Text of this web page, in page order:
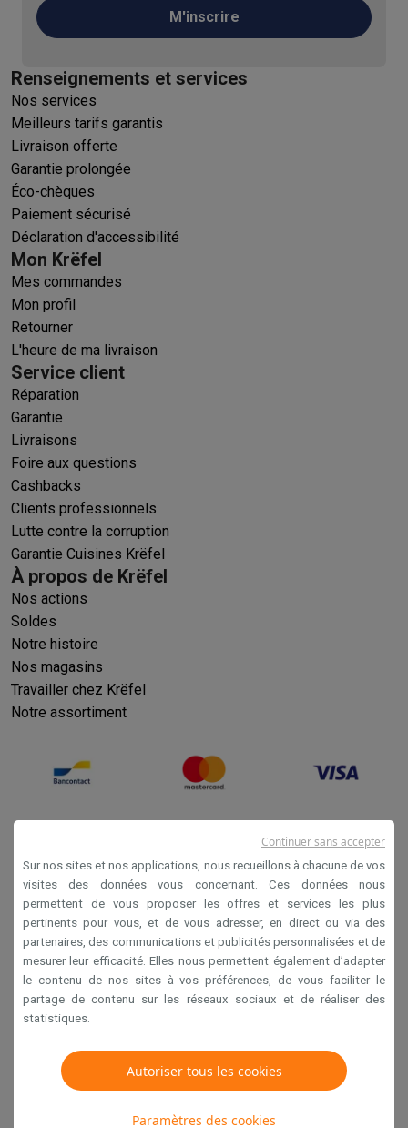
M'inscrire
Renseignements et services
Nos services
Meilleurs tarifs garantis
Livraison offerte
Garantie prolongée
Éco-chèques
Paiement sécurisé
Déclaration d'accessibilité
Mon Krëfel
Mes commandes
Mon profil
Retourner
L'heure de ma livraison
Service client
Réparation
Garantie
Livraisons
Foire aux questions
Cashbacks
Clients professionnels
Lutte contre la corruption
Garantie Cuisines Krëfel
À propos de Krëfel
Nos actions
Soldes
Notre histoire
Nos magasins
Travailler chez Krëfel
Notre assortiment
Conditions générales de vente
Privacy
Disclaimer
Cookies
Krëfel NV - Steenstraat 44 - Industriezone 4 "T Sas",
Sur nos sites et nos applications, nous recueillons à chacune de vos
visites des données vous concernant. Ces données nous
permettent de vous proposer les offres et services les plus
pertinents pour vous, et de vous adresser, en direct ou via des
partenaires, des communications et publicités personnalisées et de
mesurer leur efficacité. Elles nous permettent également d’adapter
le contenu de nos sites à vos préférences, de vous faciliter le
partage de contenu sur les réseaux sociaux et de réaliser des
statistiques.
Autoriser tous les cookies
Paramètres des cookies
Continuer sans accepter